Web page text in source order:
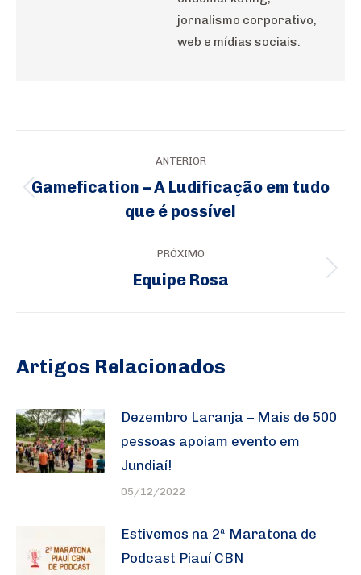
jornalismo corporativo,
web e mídias sociais.
de
ANTERIOR
Gamefication – A Ludificação em tudo
que é possível
PRÓXIMO
Próximo
Equipe Rosa
Artigos Relacionados
Dezembro Laranja – Mais de 500
pessoas apoiam evento em
Jundiaí!
05/12/2022
Estivemos na 2ª Maratona de
Podcast Piauí CBN